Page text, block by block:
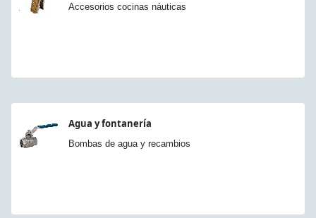
Accesorios cocinas náuticas
Agua y fontanería
Bombas de agua y recambios